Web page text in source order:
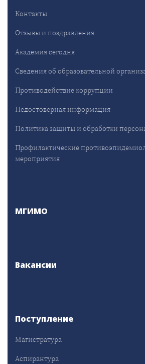
Контакты
Отзывы и поздравления
Академия сегодня
Сведения об образовательной
Противодействие коррупции
Недостоверная информация
Политика защиты и обработки
Профилактические
мероприятия
МГИМО
Вакансии
Поступление
Магистратура
Аспирантура